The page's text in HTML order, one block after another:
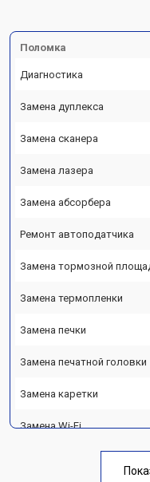
Поломка
Диагностика
Замена дуплекса
Замена сканера
Замена лазера
Замена абсорбера
Ремонт автоподатчика
Замена тормозной
Замена термопленки
Замена печки
Замена печатной головки
Замена каретки
Замена Wi-Fi